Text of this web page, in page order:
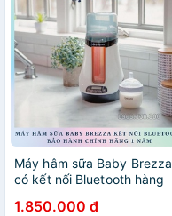
Máy hâm sữa Baby Brezza
có kết nối Bluetooth hàng
1.850.000 đ